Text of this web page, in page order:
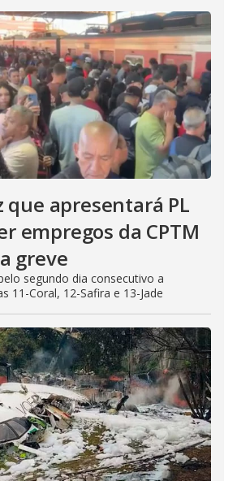
que apresentará PL
empregos da CPTM
greve
segundo dia consecutivo a
11-Coral, 12-Safira e 13-Jade